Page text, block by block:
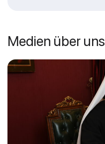
Medien über uns